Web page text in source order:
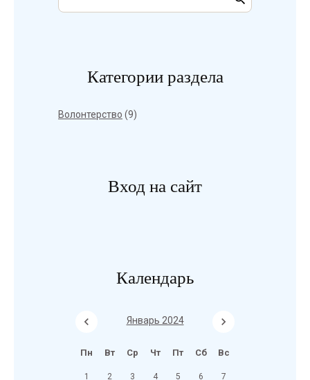
Категории раздела
Волонтерство (9)
Вход на сайт
Календарь
Январь 2024
Пн Вт Ср Чт Пт Сб Вс
1 2 3 4 5 6 7